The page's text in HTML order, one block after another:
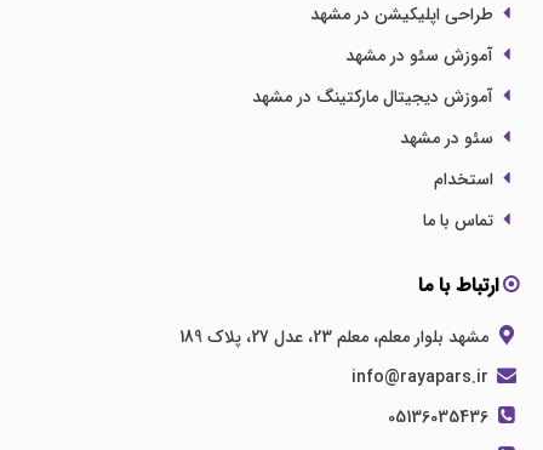
طراحی اپلیکیشن در مشهد
آموزش سئو در مشهد
آموزش دیجیتال مارکتینگ در مشهد
سئو در مشهد
استخدام
تماس با ما
ارتباط با ما
مشهد بلوار معلم، معلم 23، عدل 27، پلاک 189
05136035436